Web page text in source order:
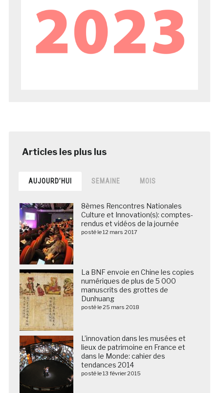
AUJOURD’HUI SEMAINE MOIS
8èmes Rencontres Nationales
Culture et Innovation(s): comptes-
rendus et vidéos de la journée
posté le 12 mars 2017
La BNF envoie en Chine les copies
numériques de plus de 5 000
manuscrits des grottes de
Dunhuang
posté le 25 mars 2018
L’innovation dans les musées et
lieux de patrimoine en France et
dans le Monde: cahier des
tendances 2014
posté le 13 février 2015